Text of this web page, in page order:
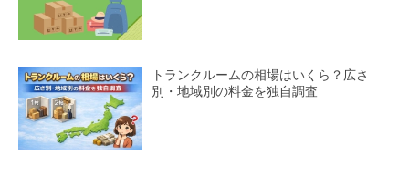
トランクルームの相場はいくら？広さ
別・地域別の料金を独自調査